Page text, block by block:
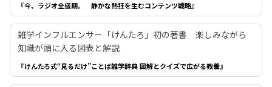
『今、ラジオ全盛期。 静かな熱狂を生むコンテンツ戦略』
雑学インフルエンサー「けんたろ」初の著書 楽しみながら
知識が頭に入る図表と解説
『けんたろ式“見るだけ”ことば雑学辞典 図解とクイズで広がる教養』